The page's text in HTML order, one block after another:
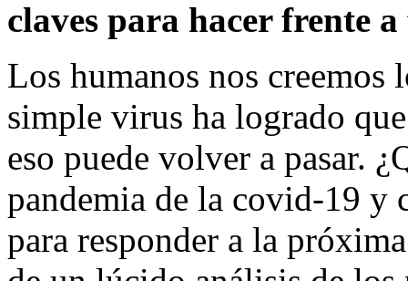
claves para hacer frente
Los humanos nos creemos
simple virus ha logrado
eso puede volver a pasar.
pandemia de la covid-19 y
para responder a la